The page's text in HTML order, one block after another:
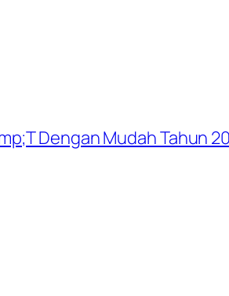
Dengan Mudah Tahun